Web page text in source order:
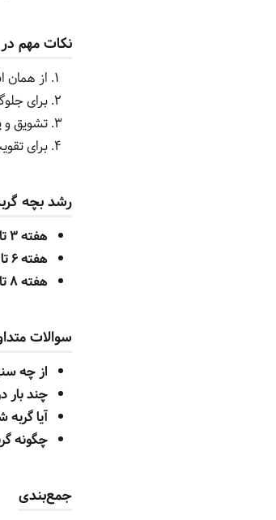
نکات مهم
از همان
برای
تشویق و
برای
رشد بچه
هفته ۳ تا ۶:
هفته ۶ تا ۸:
هفته ۸ تا ۱۲:
سوالات
از چه
چند بار
آیا
چگونه
جمع‌بندی